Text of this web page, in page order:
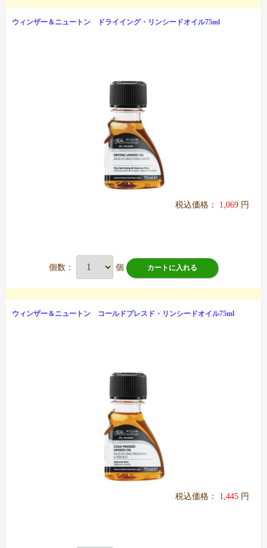
ウィンザー＆ニュートン ドライイング・リンシードオイル75ml
税込価格： 1,069 円
個数： 個 カートに入れる
ウィンザー＆ニュートン コールドプレスド・リンシードオイル75ml
税込価格： 1,445 円